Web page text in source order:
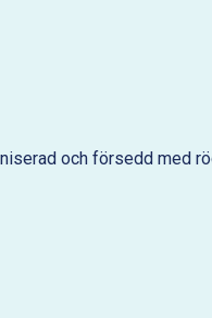
och försedd med